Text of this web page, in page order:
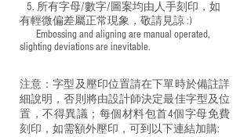
5. 所有字母/數字/圖案均由人手刻印，如
有輕微偏差屬正常現象，敬請見諒 :)
​ Embossing and aligning are manual operated,
slighting deviations are inevitable.
注意：字型及壓印位置請在下單時於備註詳
細說明，否則將由設計師決定最佳字型及位
置，不得異議；每個材料包首4個字母免費
刻印，如需額外壓印，可到以下連結加購: